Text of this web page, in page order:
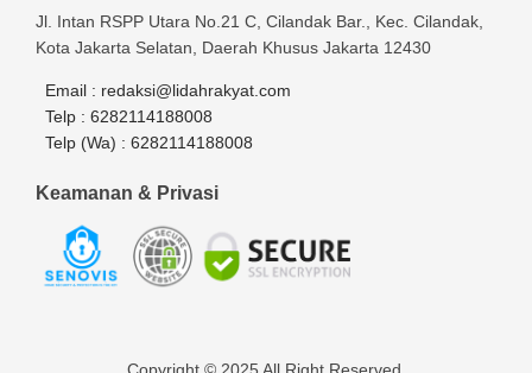
Jl. Intan RSPP Utara No.21 C, Cilandak Bar., Kec. Cilandak,
Kota Jakarta Selatan, Daerah Khusus Jakarta 12430
Email : redaksi@lidahrakyat.com
Telp : 6282114188008
Telp (Wa) : 6282114188008
Keamanan & Privasi
Copyright © 2025 All Right Reserved.